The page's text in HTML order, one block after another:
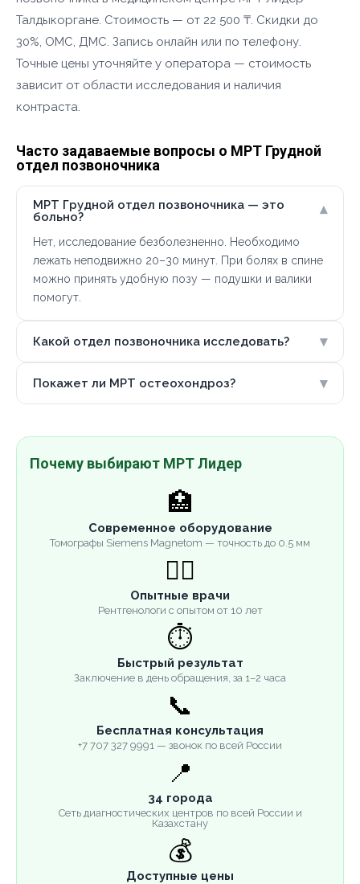
Талдыкоргане. Стоимость — от 22 500 ₸. Скидки до
30%, ОМС, ДМС. Запись онлайн или по телефону.
Точные цены уточняйте у оператора — стоимость
зависит от области исследования и наличия
контраста.
Часто задаваемые вопросы о МРТ Грудной
отдел позвоночника
МРТ Грудной отдел позвоночника — это
больно?
▾
Нет, исследование безболезненно. Необходимо
лежать неподвижно 20–30 минут. При болях в спине
можно принять удобную позу — подушки и валики
помогут.
Какой отдел позвоночника исследовать? ▾
Покажет ли МРТ остеохондроз? ▾
Почему выбирают МРТ Лидер
🏥
Современное оборудование
Томографы Siemens Magnetom — точность до 0.5 мм
👨‍⚕️
Опытные врачи
Рентгенологи с опытом от 10 лет
⏱️
Быстрый результат
Заключение в день обращения, за 1–2 часа
📞
Бесплатная консультация
+7 707 327 9991 — звонок по всей России
📍
34 города
Сеть диагностических центров по всей России и
Казахстану
💰
Доступные цены